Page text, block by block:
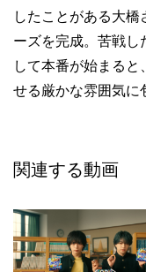
したことがある大
ーズを完成。苦戦し
して本番が始まる
せる厳かな雰囲気に
関連する動画